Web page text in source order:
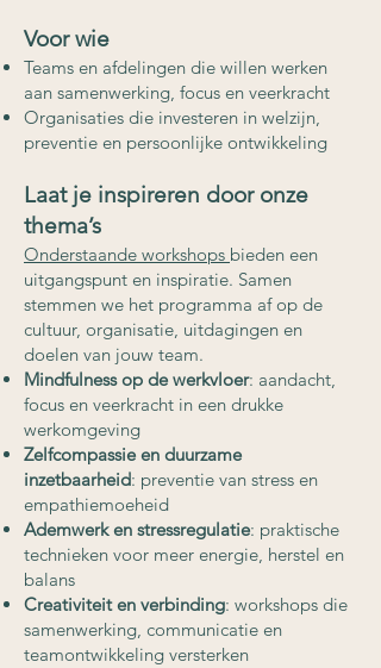
Voor wie
Teams en afdelingen die willen werken
aan samenwerking, focus en veerkracht
Organisaties die investeren in welzijn,
preventie en persoonlijke ontwikkeling
Laat je inspireren door onze
thema’s
Onderstaande workshops bieden een
uitgangspunt en inspiratie. Samen
stemmen we het programma af op de
cultuur, organisatie, uitdagingen en
doelen van jouw team.
Mindfulness op de werkvloer: aandacht,
focus en veerkracht in een drukke
werkomgeving
Zelfcompassie en duurzame
inzetbaarheid: preventie van stress en
empathiemoeheid
Ademwerk en stressregulatie: praktische
technieken voor meer energie, herstel en
balans
Creativiteit en verbinding: workshops die
samenwerking, communicatie en
teamontwikkeling versterken